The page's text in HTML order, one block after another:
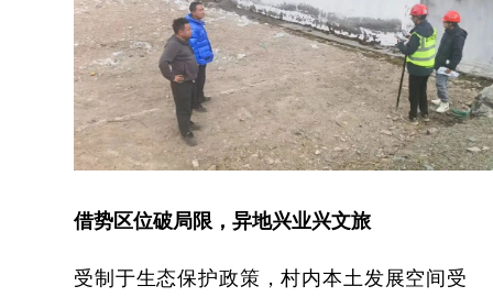
借势区位破局限，异地兴业兴文旅
受制于生态保护政策，村内本土发展空间受